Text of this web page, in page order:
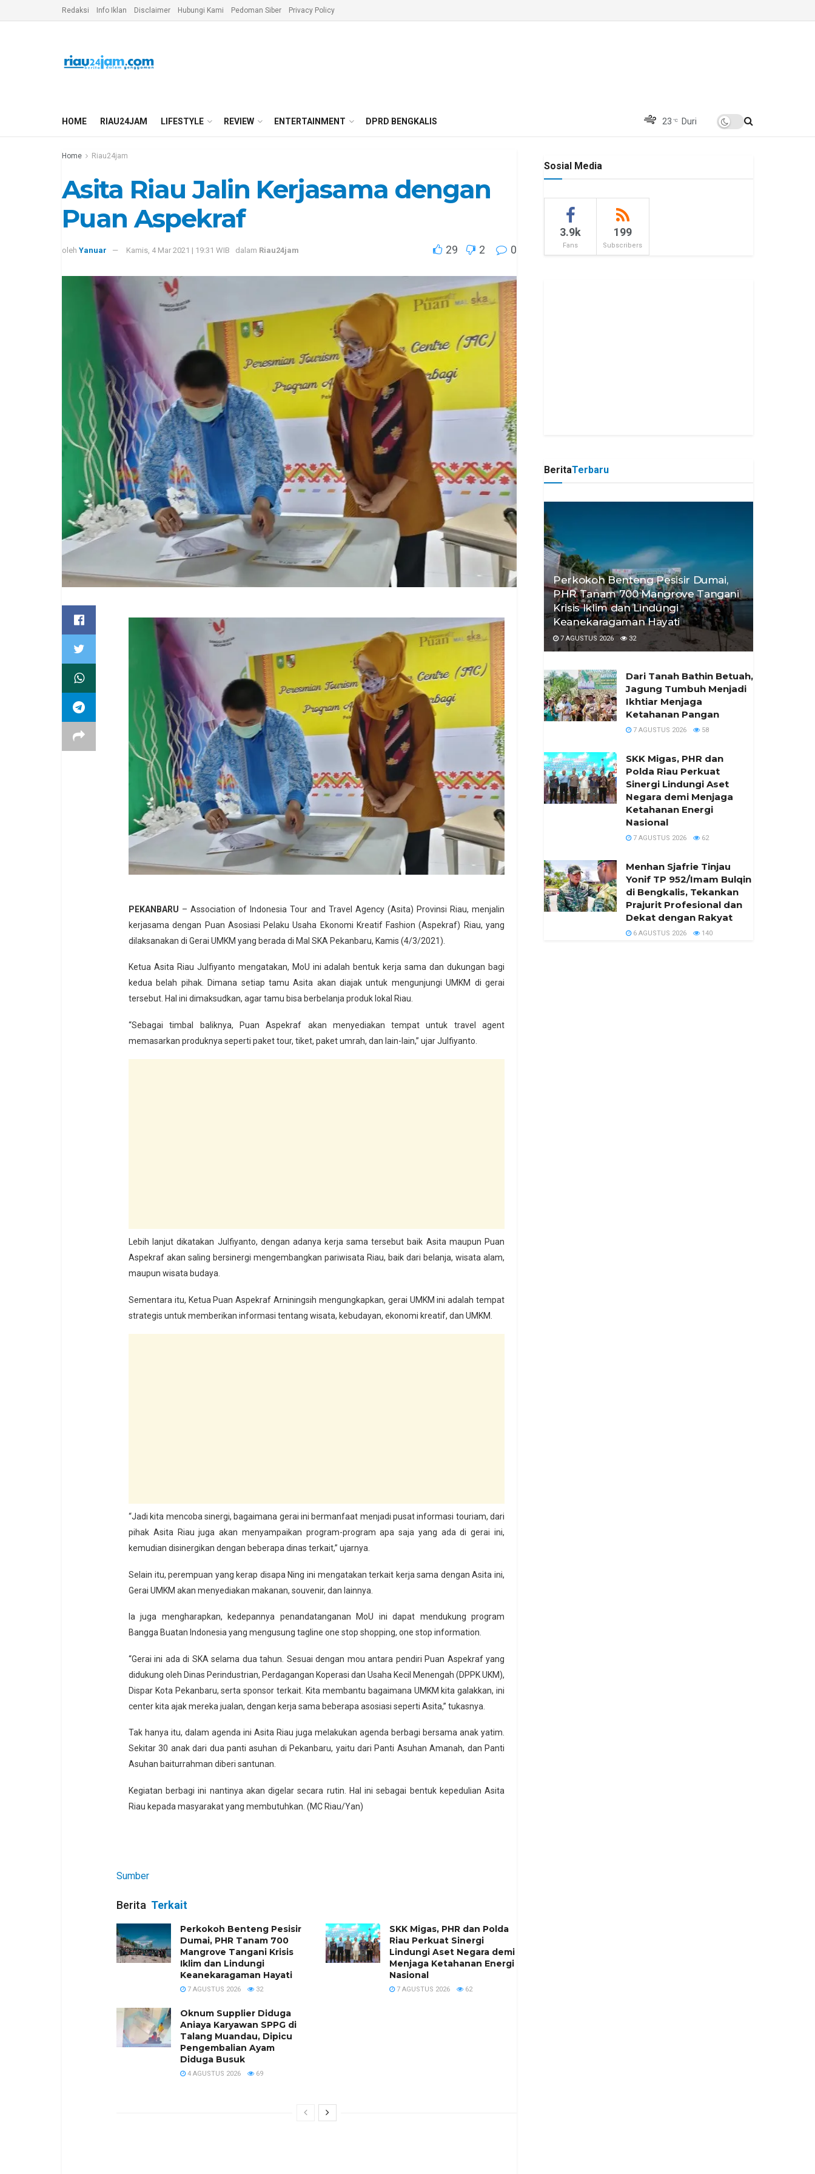
Redaksi Info Iklan Disclaimer Hubungi Kami Pedoman Siber Privacy Policy
HOME RIAU24JAM LIFESTYLE REVIEW ENTERTAINMENT DPRD BENGKALIS 23 °C Duri
Home Riau24jam
Asita Riau Jalin Kerjasama dengan
Puan Aspekraf
oleh Yanuar Kamis, 4 Mar 2021 | 19:31 WIB dalam Riau24jam 29 2 0
PEKANBARU – Association of Indonesia Tour and Travel Agency (Asita) Provinsi Riau, menjalin
kerjasama dengan Puan Asosiasi Pelaku Usaha Ekonomi Kreatif Fashion (Aspekraf) Riau, yang
dilaksanakan di Gerai UMKM yang berada di Mal SKA Pekanbaru, Kamis (4/3/2021).
Ketua Asita Riau Julfiyanto mengatakan, MoU ini adalah bentuk kerja sama dan dukungan bagi
kedua belah pihak. Dimana setiap tamu Asita akan diajak untuk mengunjungi UMKM di gerai
tersebut. Hal ini dimaksudkan, agar tamu bisa berbelanja produk lokal Riau.
“Sebagai timbal baliknya, Puan Aspekraf akan menyediakan tempat untuk travel agent
memasarkan produknya seperti paket tour, tiket, paket umrah, dan lain-lain,” ujar Julfiyanto.
Lebih lanjut dikatakan Julfiyanto, dengan adanya kerja sama tersebut baik Asita maupun Puan
Aspekraf akan saling bersinergi mengembangkan pariwisata Riau, baik dari belanja, wisata alam,
maupun wisata budaya.
Sementara itu, Ketua Puan Aspekraf Arniningsih mengungkapkan, gerai UMKM ini adalah tempat
strategis untuk memberikan informasi tentang wisata, kebudayan, ekonomi kreatif, dan UMKM.
“Jadi kita mencoba sinergi, bagaimana gerai ini bermanfaat menjadi pusat informasi touriam, dari
pihak Asita Riau juga akan menyampaikan program-program apa saja yang ada di gerai ini,
kemudian disinergikan dengan beberapa dinas terkait,” ujarnya.
Selain itu, perempuan yang kerap disapa Ning ini mengatakan terkait kerja sama dengan Asita ini,
Gerai UMKM akan menyediakan makanan, souvenir, dan lainnya.
Ia juga mengharapkan, kedepannya penandatanganan MoU ini dapat mendukung program
Bangga Buatan Indonesia yang mengusung tagline one stop shopping, one stop information.
“Gerai ini ada di SKA selama dua tahun. Sesuai dengan mou antara pendiri Puan Aspekraf yang
didukung oleh Dinas Perindustrian, Perdagangan Koperasi dan Usaha Kecil Menengah (DPPK UKM),
Dispar Kota Pekanbaru, serta sponsor terkait. Kita membantu bagaimana UMKM kita galakkan, ini
center kita ajak mereka jualan, dengan kerja sama beberapa asosiasi seperti Asita,” tukasnya.
Tak hanya itu, dalam agenda ini Asita Riau juga melakukan agenda berbagi bersama anak yatim.
Sekitar 30 anak dari dua panti asuhan di Pekanbaru, yaitu dari Panti Asuhan Amanah, dan Panti
Asuhan baiturrahman diberi santunan.
Kegiatan berbagi ini nantinya akan digelar secara rutin. Hal ini sebagai bentuk kepedulian Asita
Riau kepada masyarakat yang membutuhkan. (MC Riau/Yan)
Sumber
Berita Terkait
Perkokoh Benteng Pesisir
Dumai, PHR Tanam 700
Mangrove Tangani Krisis
Iklim dan Lindungi
Keanekaragaman Hayati
7 AGUSTUS 2026 32
SKK Migas, PHR dan Polda
Riau Perkuat Sinergi
Lindungi Aset Negara demi
Menjaga Ketahanan Energi
Nasional
7 AGUSTUS 2026 62
Oknum Supplier Diduga
Aniaya Karyawan SPPG di
Talang Muandau, Dipicu
Pengembalian Ayam
Diduga Busuk
4 AGUSTUS 2026 69
Sosial Media
3.9k
Fans
199
Subscribers
BeritaTerbaru
Perkokoh Benteng Pesisir Dumai,
PHR Tanam 700 Mangrove Tangani
Krisis Iklim dan Lindungi
Keanekaragaman Hayati
7 AGUSTUS 2026 32
Dari Tanah Bathin Betuah,
Jagung Tumbuh Menjadi
Ikhtiar Menjaga
Ketahanan Pangan
7 AGUSTUS 2026 58
SKK Migas, PHR dan
Polda Riau Perkuat
Sinergi Lindungi Aset
Negara demi Menjaga
Ketahanan Energi
Nasional
7 AGUSTUS 2026 62
Menhan Sjafrie Tinjau
Yonif TP 952/Imam Bulqin
di Bengkalis, Tekankan
Prajurit Profesional dan
Dekat dengan Rakyat
6 AGUSTUS 2026 140